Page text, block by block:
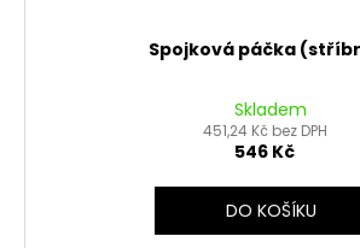
Spojková páčka
Skladem
451,24 Kč bez DPH
546 Kč
DO KOŠÍKU